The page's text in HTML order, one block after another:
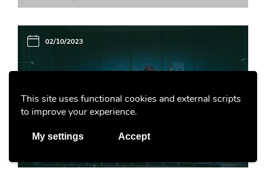
This site uses functional cookies and external scripts
to improve your experience.
My settings Accept
02/10/2023
BEE SECURE
Les challenges, des défis risqués